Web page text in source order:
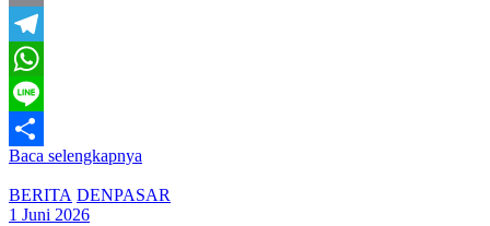
Email
Telegram
WhatsApp
Line
Share
Baca selengkapnya
BERITA DENPASAR
1 Juni 2026